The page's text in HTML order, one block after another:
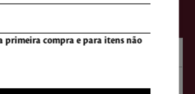
primeira compra e para itens não